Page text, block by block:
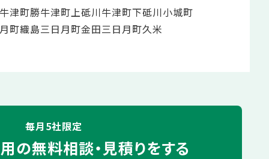
牛津町勝牛津町上砥川牛津町下砥川小城町
町織島三日月町金田三日月町久米
毎月5社限定
の無料相談・見積りをする